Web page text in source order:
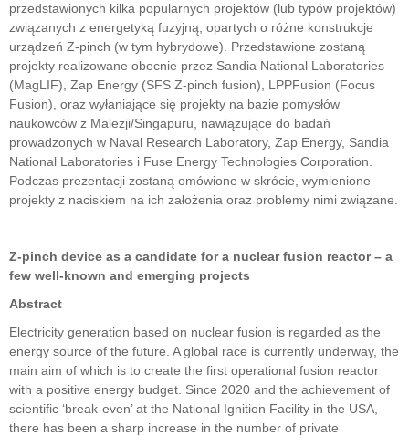
przedstawionych kilka popularnych projektów (lub typów projektów)
związanych z energetyką fuzyjną, opartych o różne konstrukcje
urządzeń Z-pinch (w tym hybrydowe). Przedstawione zostaną
projekty realizowane obecnie przez Sandia National Laboratories
(MagLIF), Zap Energy (SFS Z-pinch fusion), LPPFusion (Focus
Fusion), oraz wyłaniające się projekty na bazie pomysłów
naukowców z Malezji/Singapuru, nawiązujące do badań
prowadzonych w Naval Research Laboratory, Zap Energy, Sandia
National Laboratories i Fuse Energy Technologies Corporation.
Podczas prezentacji zostaną omówione w skrócie, wymienione
projekty z naciskiem na ich założenia oraz problemy nimi związane.
Z-pinch device as a candidate for a nuclear fusion reactor – a
few well-known and emerging projects
Abstract
Electricity generation based on nuclear fusion is regarded as the
energy source of the future. A global race is currently underway, the
main aim of which is to create the first operational fusion reactor
with a positive energy budget. Since 2020 and the achievement of
scientific ‘break-even’ at the National Ignition Facility in the USA,
there has been a sharp increase in the number of private